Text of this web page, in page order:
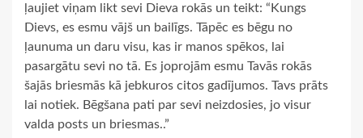
ļaujiet viņam likt sevi Dieva rokās un teikt: “Kungs
Dievs, es esmu vājš un bailīgs. Tāpēc es bēgu no
ļaunuma un daru visu, kas ir manos spēkos, lai
pasargātu sevi no tā. Es joprojām esmu Tavās rokās
šajās briesmās kā jebkuros citos gadījumos. Tavs prāts
lai notiek. Bēgšana pati par sevi neizdosies, jo visur
valda posts un briesmas..”